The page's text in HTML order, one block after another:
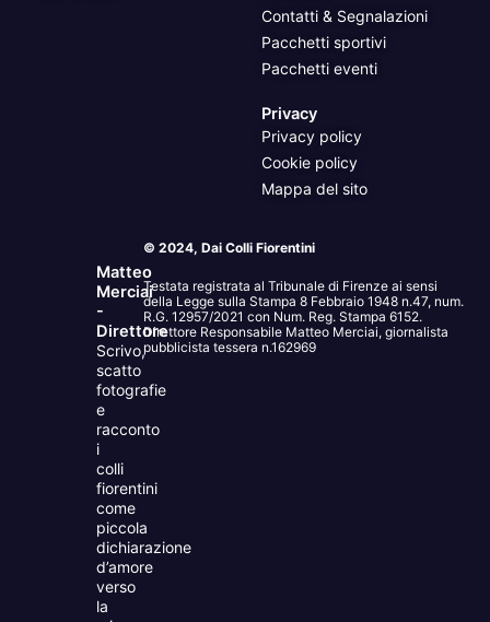
Contatti & Segnalazioni
Pacchetti sportivi
Pacchetti eventi
Privacy
Privacy policy
Cookie policy
Mappa del sito
Matteo
Merciai
-
Direttore
Scrivo,
scatto
fotografie
e
racconto
i
colli
fiorentini
come
piccola
dichiarazione
d’amore
verso
la
© 2024, Dai Colli Fiorentini
Testata registrata al Tribunale di Firenze ai sensi
della Legge sulla Stampa 8 Febbraio 1948 n.47, num.
R.G. 12957/2021 con Num. Reg. Stampa 6152.
Direttore Responsabile Matteo Merciai, giornalista
pubblicista tessera n.162969